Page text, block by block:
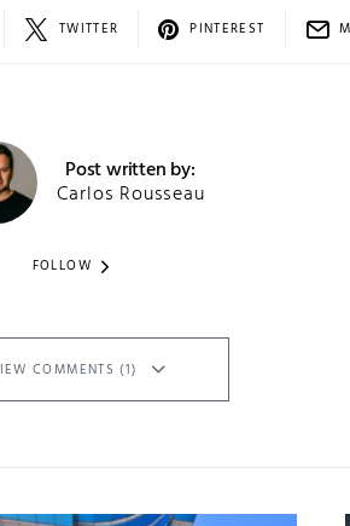
TWITTER PINTEREST
Post written by:
Carlos Rousseau
FOLLOW
COMMENTS (1)